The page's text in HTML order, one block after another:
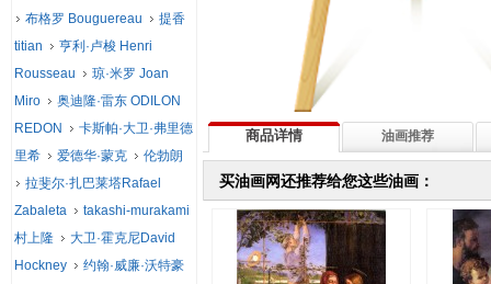
商品详情 油画推荐
买油画网还推荐给您这些油画：
布格罗 Bouguereau
提香
titian
亨利·卢梭 Henri
Rousseau
琼·米罗 Joan
Miro
奥迪隆·雷东 ODILON
REDON
卡斯帕·大卫·弗里德
里希
爱德华·蒙克
伦勃朗
拉斐尔·扎巴莱塔Rafael
Zabaleta
takashi-murakami
村上隆
大卫·霍克尼David
Hockney
约翰·威廉·沃特豪